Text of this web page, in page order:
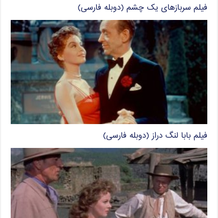
فیلم سربازهای یک چشم (دوبله فارسی)
فیلم بابا لنگ دراز (دوبله فارسی)